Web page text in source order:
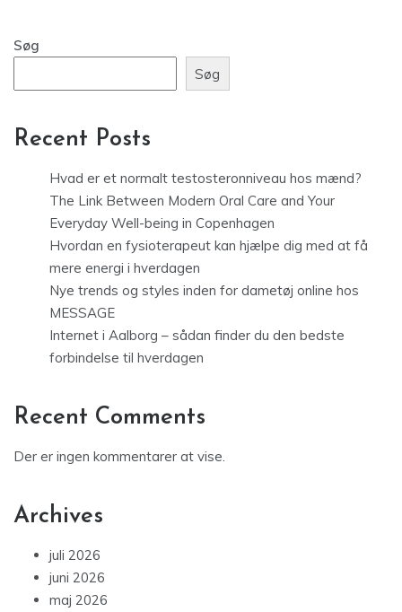
Søg
Søg
Recent Posts
Hvad er et normalt testosteronniveau hos mænd?
The Link Between Modern Oral Care and Your
Everyday Well-being in Copenhagen
Hvordan en fysioterapeut kan hjælpe dig med at få
mere energi i hverdagen
Nye trends og styles inden for dametøj online hos
MESSAGE
Internet i Aalborg – sådan finder du den bedste
forbindelse til hverdagen
Recent Comments
Der er ingen kommentarer at vise.
Archives
juli 2026
juni 2026
maj 2026